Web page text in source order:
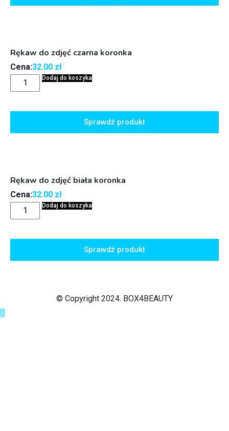
Rękaw do zdjęć czarna koronka
Cena:32.00 zł
Dodaj do koszyka
Sprawdź produkt
Rękaw do zdjęć biała koronka
Cena:32.00 zł
Dodaj do koszyka
Sprawdź produkt
© Copyright 2024. BOX4BEAUTY